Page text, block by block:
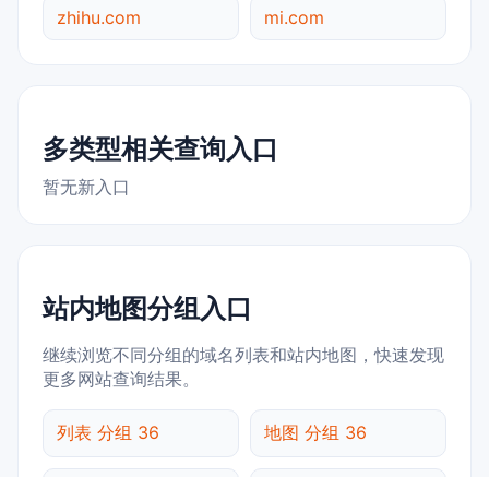
zhihu.com mi.com
多类型相关查询入口
暂无新入口
站内地图分组入口
继续浏览不同分组的域名列表和站内地图，快速发现
更多网站查询结果。
列表 分组 36 地图 分组 36